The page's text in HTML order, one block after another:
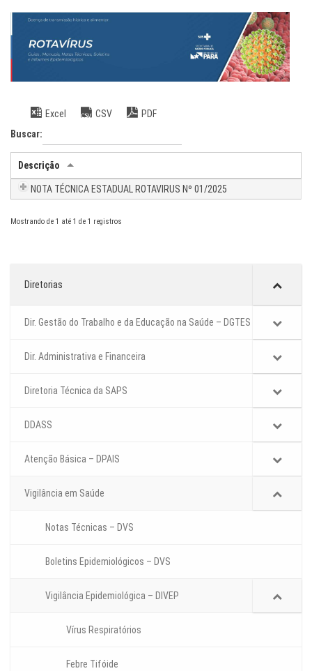
Excel CSV
PDF
Buscar:
Descrição
NOTA TÉCNICA ESTADUAL ROTAVIRUS Nº 01/2025
Mostrando de 1 até 1 de 1 registros
Diretorias
Dir. Gestão do Trabalho e da Educação na Saúde – DGTES
Dir. Administrativa e Financeira
Diretoria Técnica da SAPS
DDASS
Atenção Básica – DPAIS
Vigilância em Saúde
Notas Técnicas – DVS
Boletins Epidemiológicos – DVS
Vigilância Epidemiológica – DIVEP
Vírus Respiratórios
Febre Tifóide